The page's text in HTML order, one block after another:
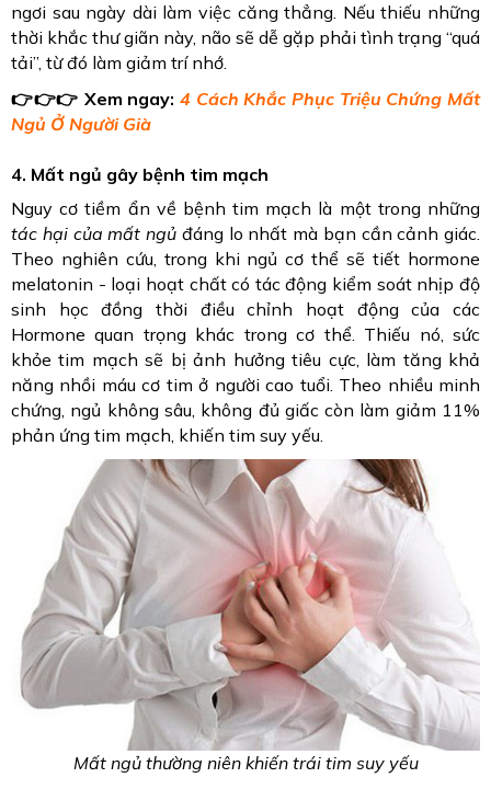
ngơi sau ngày dài làm việc căng thẳng. Nếu thiếu những
thời khắc thư giãn này, não sẽ dễ gặp phải tình trạng “quá
tải”, từ đó làm giảm trí nhớ.
👉👉👉 Xem ngay: 4 Cách Khắc Phục Triệu Chứng Mất
Ngủ Ở Người Già
4. Mất ngủ gây bệnh tim mạch
Nguy cơ tiềm ẩn về bệnh tim mạch là một trong những
tác hại của mất ngủ đáng lo nhất mà bạn cần cảnh giác.
Theo nghiên cứu, trong khi ngủ cơ thể sẽ tiết hormone
melatonin - loại hoạt chất có tác động kiểm soát nhịp độ
sinh học đồng thời điều chỉnh hoạt động của các
Hormone quan trọng khác trong cơ thể. Thiếu nó, sức
khỏe tim mạch sẽ bị ảnh hưởng tiêu cực, làm tăng khả
năng nhồi máu cơ tim ở người cao tuổi. Theo nhiều minh
chứng, ngủ không sâu, không đủ giấc còn làm giảm 11%
phản ứng tim mạch, khiến tim suy yếu.
Mất ngủ thường niên khiến trái tim suy yếu